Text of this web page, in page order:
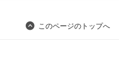
このページのトップへ